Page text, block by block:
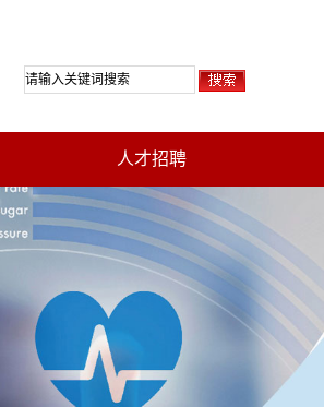
人才招聘